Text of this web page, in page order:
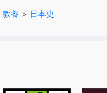
教養 > 日本史